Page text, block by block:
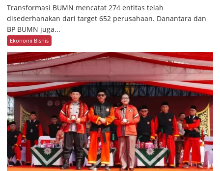
Transformasi BUMN mencatat 274 entitas telah
disederhanakan dari target 652 perusahaan. Danantara dan
BP BUMN juga...
Ekonomi Bisnis